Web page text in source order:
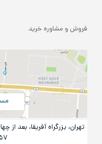
فروش و مشاوره خرید
تهران، بزرگراه آفریقا، بعد
۵۷،